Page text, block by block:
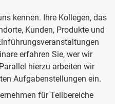
kennen. Ihre Kollegen, das
Kunden, Produkte und
erfahren Sie, wer wir
hierzu arbeiten wir
Aufgabenstellungen ein.
für Teilbereiche